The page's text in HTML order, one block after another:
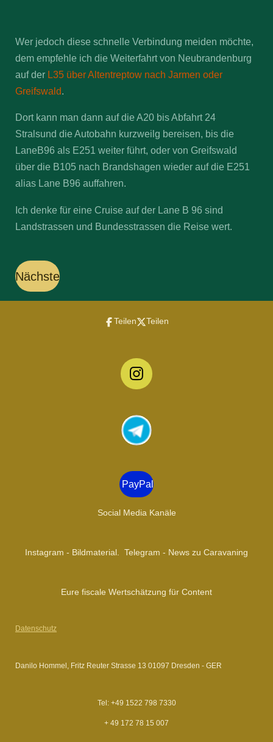
Wer jedoch diese schnelle Verbindung meiden möchte,
dem empfehle ich die Weiterfahrt von Neubrandenburg
auf der L35 über Altentreptow nach Jarmen oder
Greifswald.
Dort kann man dann auf die A20 bis Abfahrt 24
Stralsund die Autobahn kurzweilg bereisen, bis die
LaneB96 als E251 weiter führt, oder von Greifswald
über die B105 nach Brandshagen wieder auf die E251
alias Lane B96 auffahren.
Ich denke für eine Cruise auf der Lane B 96 sind
Landstrassen und Bundesstrassen die Reise wert.
Nächste
Teilen Teilen
I
t
a
r
a
m
PayPal
Social Media Kanäle
Instagram - Bildmaterial. Telegram - News zu Caravaning
Eure fiscale Wertschätzung für Content
Datenschutz
Danilo Hommel, Fritz Reuter Strasse 13 01097 Dresden - GER
Tel: +49 1522 798 7330
+ 49 172 78 15 007